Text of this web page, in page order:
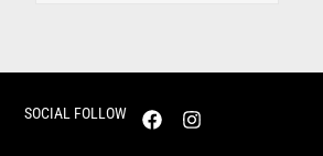
SOCIAL FOLLOW